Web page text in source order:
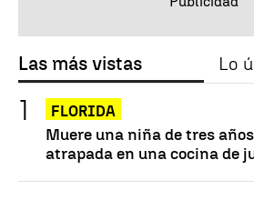
Las más vistas Lo
FLORIDA
Muere una niña de tres
atrapada en una cocina de